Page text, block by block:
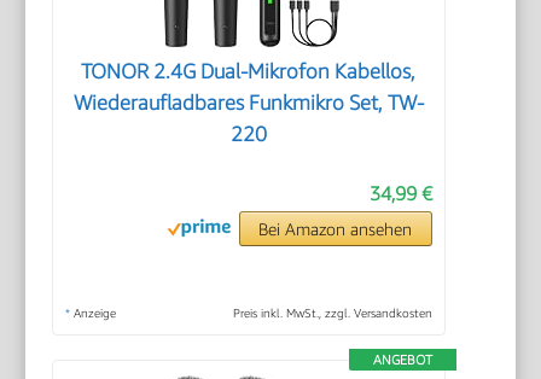
TONOR 2.4G Dual-Mikrofon Kabellos,
Wiederaufladbares Funkmikro Set, TW-
220
34,99 €
Bei Amazon ansehen
* Anzeige Preis inkl. MwSt., zzgl. Versandkosten
ANGEBOT